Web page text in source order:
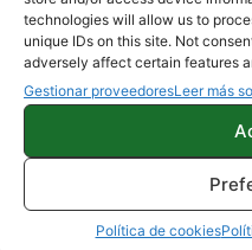
technologies will allow us to
unique IDs on this site. Not
adversely affect certain features
Gestionar proveedoresLeer más
Política de cookies
Jesús González
1500 artículos
Periodista experto en
móviles Android y
los gadgets, le encanta